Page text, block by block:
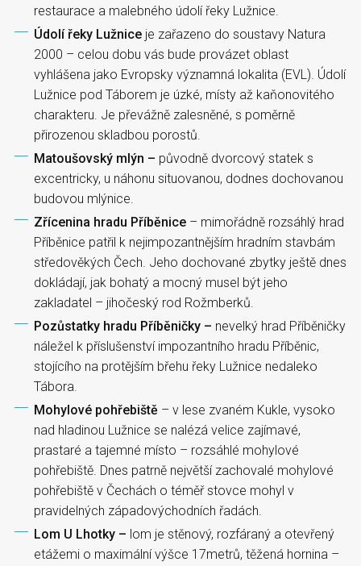
restaurace a malebného údolí řeky Lužnice.
Údolí řeky Lužnice je zařazeno do soustavy Natura
2000 – celou dobu vás bude provázet oblast
vyhlášena jako Evropsky významná lokalita (EVL). Údolí
Lužnice pod Táborem je úzké, místy až kaňonovitého
charakteru. Je převážně zalesněné, s poměrně
přirozenou skladbou porostů.
Matoušovský mlýn – původně dvorcový statek s
excentricky, u náhonu situovanou, dodnes dochovanou
budovou mlýnice.
Zřícenina hradu Příběnice – mimořádně rozsáhlý hrad
Příběnice patřil k nejimpozantnějším hradním stavbám
středověkých Čech. Jeho dochované zbytky ještě dnes
dokládají, jak bohatý a mocný musel být jeho
zakladatel – jihočeský rod Rožmberků.
Pozůstatky hradu Příběničky – nevelký hrad Příběničky
náležel k příslušenství impozantního hradu Příběnic,
stojícího na protějším břehu řeky Lužnice nedaleko
Tábora.
Mohylové pohřebiště – v lese zvaném Kukle, vysoko
nad hladinou Lužnice se nalézá velice zajímavé,
prastaré a tajemné místo – rozsáhlé mohylové
pohřebiště. Dnes patrně největší zachovalé mohylové
pohřebiště v Čechách o téměř stovce mohyl v
pravidelných západovýchodních řadách.
Lom U Lhotky – lom je stěnový, rozfáraný a otevřený
etážemi o maximální výšce 17metrů, těžená hornina –